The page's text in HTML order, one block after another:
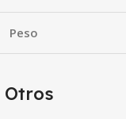
Peso
Otros